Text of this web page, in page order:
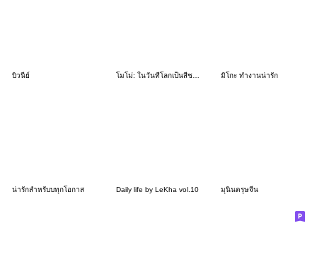
บิวนีย์ มิโกะ ทำงานน่ารัก
น่ารักสำหรับบทุกโอกาส Daily life by LeKha vol.10 มุนินตรุษจีน